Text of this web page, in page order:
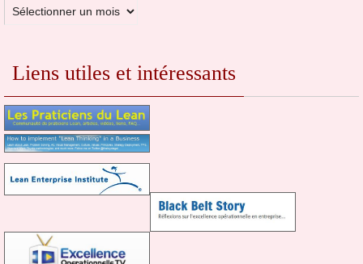
Liens utiles et intéressants